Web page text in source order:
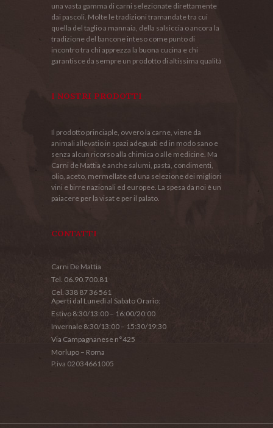
una vasta gamma di carni selezionate direttamente
dai pascoli. Molte le tradizioni tramandate tra cui
quella del taglio a mannaia, della salsiccia o ancora la
tradizione del bancone inteso come punto di
incontro tra chi apprezza la buona cucina e chi
garantisce da sempre un prodotto di altissima qualità
I NOSTRI PRODOTTI
Il prodotto princiaple, ovvero la carne, viene da
animali allevatio in spazi adeguati ed in modo sano e
senza alcun ricorso alla chimica o alle medicine. Ma
Carni de Mattia è anche salumi, pasta, condimenti,
olio, aceto, mermellate ed una selezione dei migliori
vini e birre nazionali ed europee. La spesa da noi è un
paiacere per la visat e per il palato.
CONTATTI
Carni De Mattia
Tel. 06.90.700.81
Cel. 338 87 36 561
Aperti dal Lunedì al Sabato Orario:
Estivo 8:30/13:00 – 16:00/20:00
Invernale 8:30/13:00 – 15:30/19:30
Via Campagnanese n°425
Morlupo – Roma
P.iva 02034661005